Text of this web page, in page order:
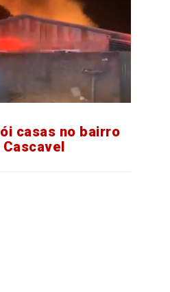
casas no bairro